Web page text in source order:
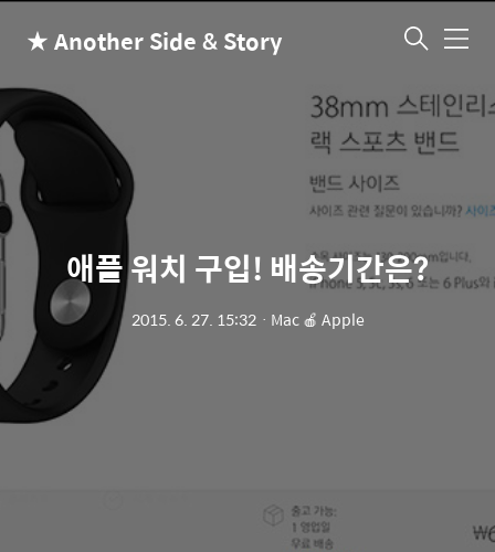
★ Another Side & Story 메
애플 워치 구입! 배송기간은?
2015. 6. 27. 15:32ㆍ Mac 🍎 Apple